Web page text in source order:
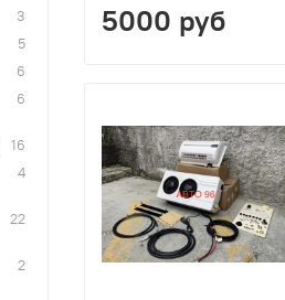
5000 руб
3
5
6
6
16
4
22
2